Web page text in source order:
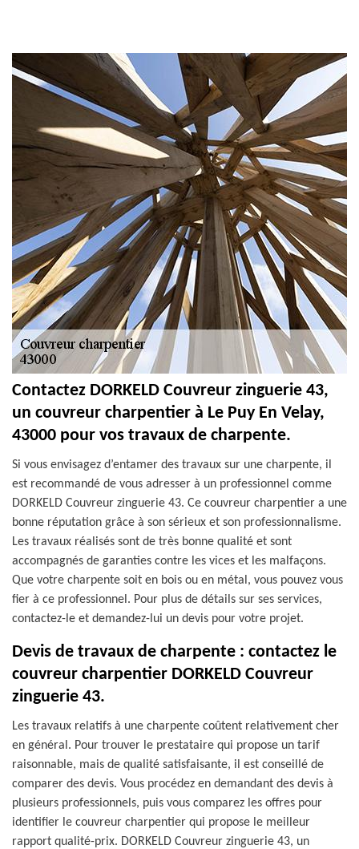
Contactez DORKELD Couvreur zinguerie 43,
un couvreur charpentier à Le Puy En Velay,
43000 pour vos travaux de charpente.
Si vous envisagez d’entamer des travaux sur une charpente, il
est recommandé de vous adresser à un professionnel comme
DORKELD Couvreur zinguerie 43. Ce couvreur charpentier a une
bonne réputation grâce à son sérieux et son professionnalisme.
Les travaux réalisés sont de très bonne qualité et sont
accompagnés de garanties contre les vices et les malfaçons.
Que votre charpente soit en bois ou en métal, vous pouvez vous
fier à ce professionnel. Pour plus de détails sur ses services,
contactez-le et demandez-lui un devis pour votre projet.
Devis de travaux de charpente : contactez le
couvreur charpentier DORKELD Couvreur
zinguerie 43.
Les travaux relatifs à une charpente coûtent relativement cher
en général. Pour trouver le prestataire qui propose un tarif
raisonnable, mais de qualité satisfaisante, il est conseillé de
comparer des devis. Vous procédez en demandant des devis à
plusieurs professionnels, puis vous comparez les offres pour
identifier le couvreur charpentier qui propose le meilleur
rapport qualité-prix. DORKELD Couvreur zinguerie 43, un